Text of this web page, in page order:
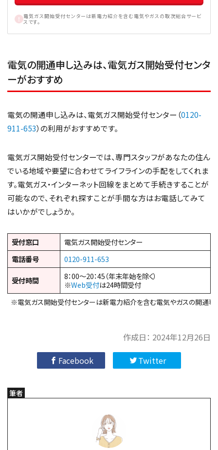
電気ガス開始受付センターは新電力紹介を含む電気やガスの取次総合サービ
スです。
電気の開通申し込みは、電気ガス開始受付センタ
ーがおすすめ
電気の開通申し込みは、電気ガス開始受付センター（0120-
911-653）の利用がおすすめです。
電気ガス開始受付センターでは、専門スタッフがあなたの住ん
でいる地域や要望に合わせてライフラインの手配をしてくれま
す。電気ガス・インターネット回線をまとめて手続きすることが
可能なので、それぞれ探すことが手間な方はお電話してみて
はいかがでしょうか。
受付窓口
電気ガス開始受付センター
電話番号
0120-911-653
受付時間
8：00～20：45（年末年始を除く）
※Web受付は24時間受付
※電気ガス開始受付センターは新電力紹介を含む電気やガスの開通専
作成日： 2024年12月26日
Facebook
Twitter
筆者